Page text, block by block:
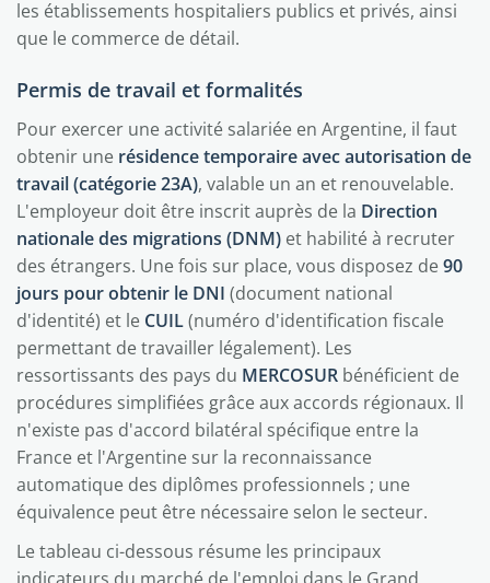
les établissements hospitaliers publics et privés, ainsi
que le commerce de détail.
Permis de travail et formalités
Pour exercer une activité salariée en Argentine, il faut
obtenir une résidence temporaire avec autorisation de
travail (catégorie 23A), valable un an et renouvelable.
L'employeur doit être inscrit auprès de la Direction
nationale des migrations (DNM) et habilité à recruter
des étrangers. Une fois sur place, vous disposez de90
jours pour obtenir le DNI (document national
d'identité) et le CUIL(numéro d'identification fiscale
permettant de travailler légalement). Les
ressortissants des pays du MERCOSUR bénéficient de
procédures simplifiées grâce aux accords régionaux. Il
n'existe pas d'accord bilatéral spécifique entre la
France et l'Argentine sur la reconnaissance
automatique des diplômes professionnels ; une
équivalence peut être nécessaire selon le secteur.
Le tableau ci-dessous résume les principaux